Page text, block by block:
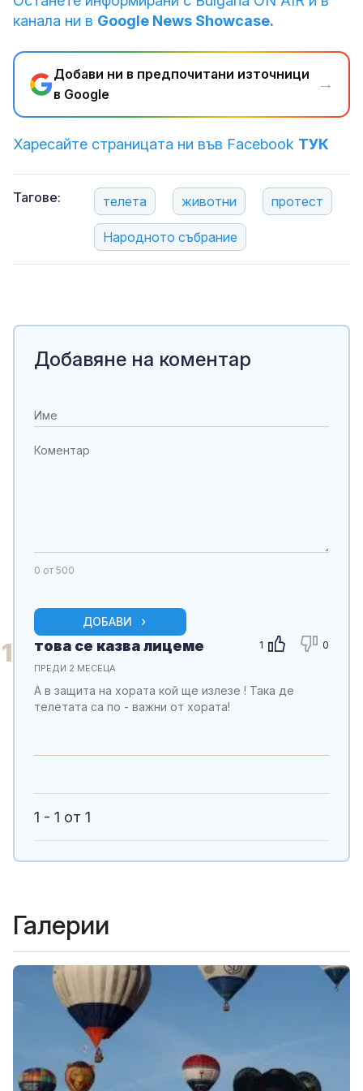
канала ни в Google News Showcase.
Добави ни в предпочитани източници
в Google
→
Харесайте страницата ни във Facebook ТУК
Тагове: телета животни протест
Народното събрание
Добавяне на коментар
0 от 500
ДОБАВИ
1 1 0
това се казва лицеме
ПРЕДИ 2 МЕСЕЦА
А в защита на хората кой ще излезе ! Така де
телетата са по - важни от хората!
1 - 1 от 1
Галерии